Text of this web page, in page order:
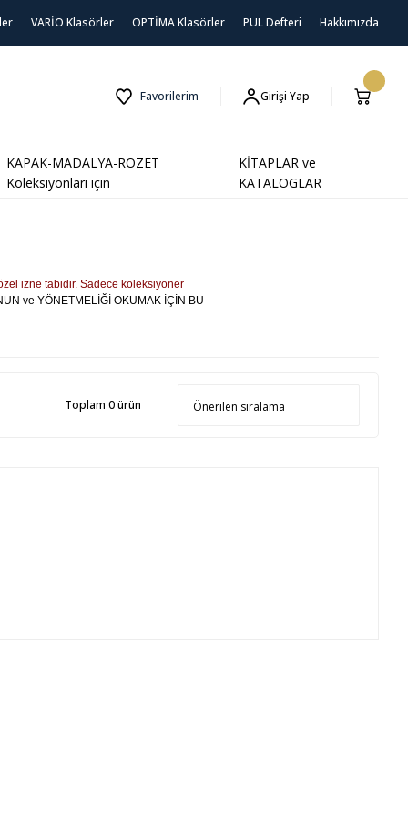
VARİO Klasörler OPTİMA Klasörler PUL Defteri Hakkımızda
Favorilerim Girişi Yap
KAPAK-MADALYA-ROZET
Koleksiyonları için
KİTAPLAR ve
KATALOGLAR
özel izne tabidir. Sadece koleksiyoner
ve YÖNETMELİĞİ OKUMAK İÇİN BU
Toplam 0 ürün